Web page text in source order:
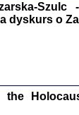
Szulc
dyskurs o
the